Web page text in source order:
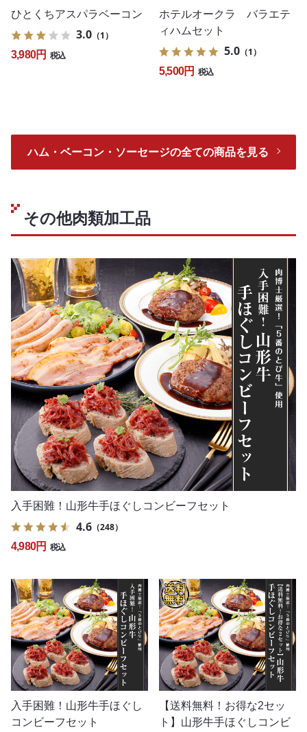
ひとくちアスパラベーコン
3.0 （1）
3,980円 税込
ホテルオークラ バラエテ
ィハムセット
5.0 （1）
5,500円 税込
ハム・ベーコン・ソーセージの全ての商品を見る
その他肉類加工品
入手困難！山形牛手ほぐしコンビーフセット
4.6 （248）
4,980円 税込
入手困難！山形牛手ほぐし
コンビーフセット
【送料無料！お得な2セッ
ト】山形牛手ほぐしコンビ